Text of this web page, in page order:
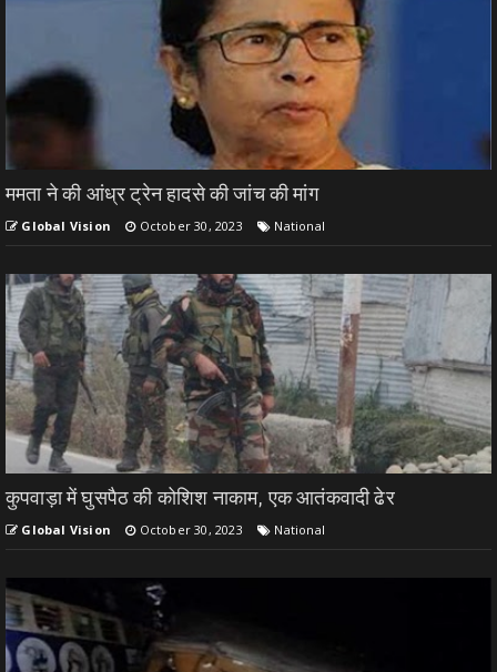
ममता ने की आंध्र ट्रेन हादसे की जांच की मांग
Global Vision October 30, 2023 National
कुपवाड़ा में घुसपैठ की कोशिश नाकाम, एक आतंकवादी ढेर
Global Vision October 30, 2023 National